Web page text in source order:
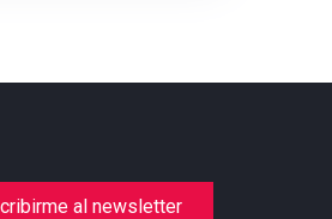
al newsletter